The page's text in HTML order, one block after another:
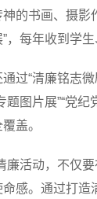
的书画、摄影
，每年收到学
“清廉铭志微剧
题图片展”“党
盖。
活动，不仅要
感。通过打造